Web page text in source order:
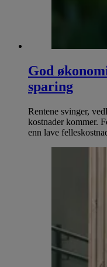
God
sparing
Rentene svinger,
kostnader kommer.
enn lave